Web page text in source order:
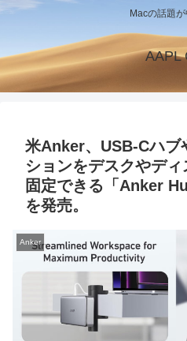
Macの話題
AAPL
米Anker、USB-Cハブ
ションをデスクやデ
固定できる「Anker
を発売。
Anker